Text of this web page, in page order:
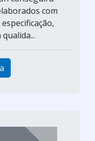
com